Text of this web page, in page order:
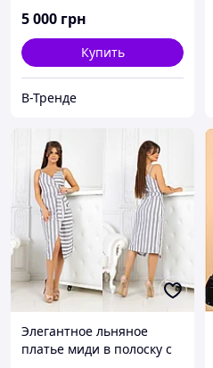
5 000 грн
Купить
В-Тренде
Элегантное льняное
платье миди в полоску с